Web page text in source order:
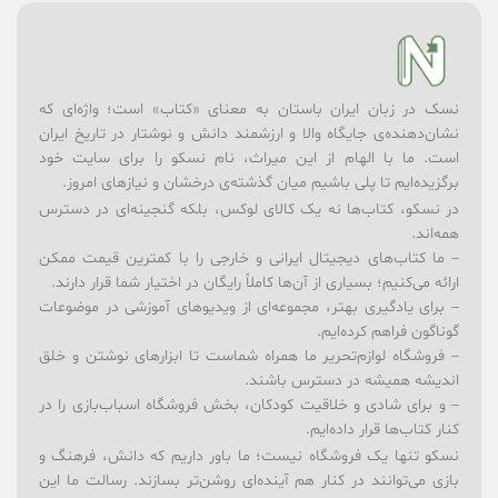
نسک در زبان ایران باستان به معنای «کتاب» است؛ واژه‌ای که
نشان‌دهنده‌ی جایگاه والا و ارزشمند دانش و نوشتار در تاریخ ایران
است. ما با الهام از این میراث، نام نسکو را برای سایت خود
برگزیده‌ایم تا پلی باشیم میان گذشته‌ی درخشان و نیازهای امروز.
در نسکو، کتاب‌ها نه یک کالای لوکس، بلکه گنجینه‌ای در دسترس
همه‌اند.
– ما کتاب‌های دیجیتال ایرانی و خارجی را با کمترین قیمت ممکن
ارائه می‌کنیم؛ بسیاری از آن‌ها کاملاً رایگان در اختیار شما قرار دارند.
– برای یادگیری بهتر، مجموعه‌ای از ویدیوهای آموزشی در موضوعات
گوناگون فراهم کرده‌ایم.
– فروشگاه لوازم‌تحریر ما همراه شماست تا ابزارهای نوشتن و خلق
اندیشه همیشه در دسترس باشند.
– و برای شادی و خلاقیت کودکان، بخش فروشگاه اسباب‌بازی را در
کنار کتاب‌ها قرار داده‌ایم.
نسکو تنها یک فروشگاه نیست؛ ما باور داریم که دانش، فرهنگ و
بازی می‌توانند در کنار هم آینده‌ای روشن‌تر بسازند. رسالت ما این